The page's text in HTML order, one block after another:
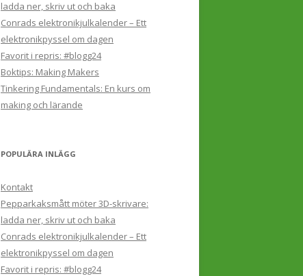
ladda ner, skriv ut och baka
Conrads elektronikjulkalender – Ett
elektronikpyssel om dagen
Favorit i repris: #blogg24
Boktips: Making Makers
Tinkering Fundamentals: En kurs om
making och lärande
POPULÄRA INLÄGG
Kontakt
Pepparkaksmått möter 3D-skrivare:
ladda ner, skriv ut och baka
Conrads elektronikjulkalender – Ett
elektronikpyssel om dagen
Favorit i repris: #blogg24